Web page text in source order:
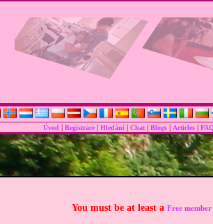
Úvod | Registrace | Hledání | Chat | Blogs | Articles |
You must be at least a Free member